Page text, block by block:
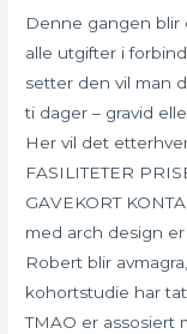
Denne gangen blir
alle utgifter i
setter den vil man
ti dager – gravid
Her vil det
FASILITETER
GAVEKORT
med arch design er
Robert blir
kohortstudie har
TMAO er assosiert